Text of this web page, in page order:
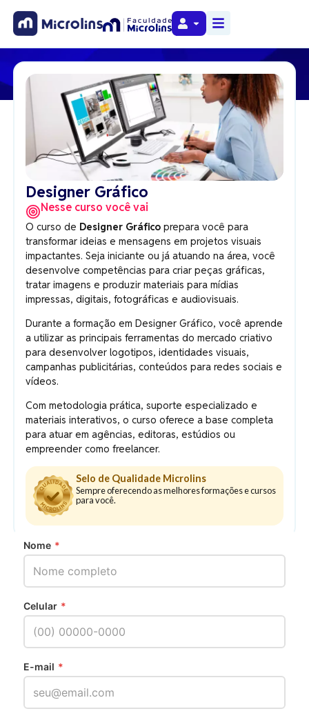
Designer Gráfico
Nesse curso você vai
O curso de Designer Gráficoprepara você para
transformar ideias e mensagens em projetos visuais
impactantes. Seja iniciante ou já atuando na área, você
desenvolve competências para criar peças gráficas,
tratar imagens e produzir materiais para mídias
impressas, digitais, fotográficas e audiovisuais.
Durante a formação em Designer Gráfico, você aprende
a utilizar as principais ferramentas do mercado criativo
para desenvolver logotipos, identidades visuais,
campanhas publicitárias, conteúdos para redes sociais e
vídeos.
Com metodologia prática, suporte especializado e
materiais interativos, o curso oferece a base completa
para atuar em agências, editoras, estúdios ou
empreender como freelancer.
Selo de Qualidade Microlins
Sempre oferecendo as melhores formações e cursos
para você.
Nome *
Celular *
E-mail *